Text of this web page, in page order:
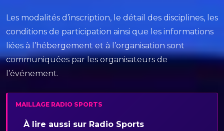
Les modalités d’inscription, le détail des disciplines, les
conditions de participation ainsi que les informations
liées à l’hébergement et à l’organisation sont
communiquées par les organisateurs de
l’événement.
MAILLAGE RADIO SPORTS
À lire aussi sur Radio Sports